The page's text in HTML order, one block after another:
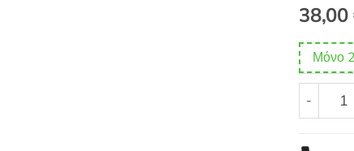
38,00
Μόνο
-